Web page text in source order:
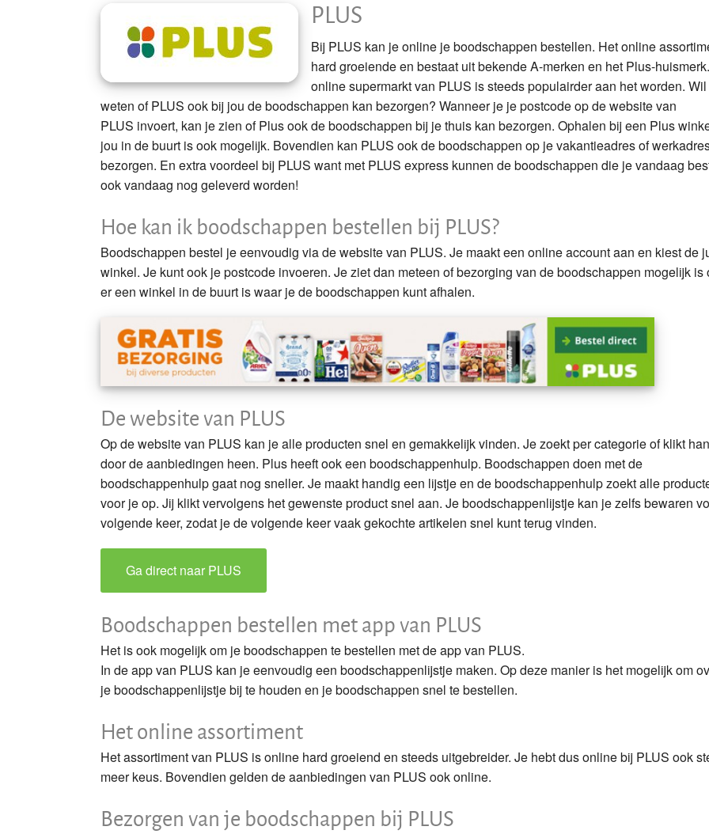
Lidl
Coop
Aldi
SPAR
Boni
Gorillas
Jumbo
Gratis bezorging van boodschappen
Verse producten bestellen
PLUS
Bij PLUS kan je online je boodschappen bestellen. Het online
hard groeiende en bestaat uit bekende A-merken en het Plus-
online supermarkt van PLUS is steeds populairder aan het worden.
weten of PLUS ook bij jou de boodschappen kan bezorgen? Wanneer je je postcode op de website van
PLUS invoert, kan je zien of Plus ook de boodschappen bij je thuis kan bezorgen. Ophalen bij een Plus
jou in de buurt is ook mogelijk. Bovendien kan PLUS ook de boodschappen op je vakantieadres of
bezorgen. En extra voordeel bij PLUS want met PLUS express kunnen de boodschappen die je vandaag
ook vandaag nog geleverd worden!
Hoe kan ik boodschappen bestellen bij PLUS?
Boodschappen bestel je eenvoudig via de website van PLUS. Je maakt een online account aan en kiest de
winkel. Je kunt ook je postcode invoeren. Je ziet dan meteen of bezorging van de boodschappen mogelijk is
er een winkel in de buurt is waar je de boodschappen kunt afhalen.
De website van PLUS
Op de website van PLUS kan je alle producten snel en gemakkelijk vinden. Je zoekt per categorie of klikt
door de aanbiedingen heen. Plus heeft ook een boodschappenhulp. Boodschappen doen met de
boodschappenhulp gaat nog sneller. Je maakt handig een lijstje en de boodschappenhulp zoekt alle
voor je op. Jij klikt vervolgens het gewenste product snel aan. Je boodschappenlijstje kan je zelfs bewaren
volgende keer, zodat je de volgende keer vaak gekochte artikelen snel kunt terug vinden.
Ga direct naar PLUS
Boodschappen bestellen met app van PLUS
Het is ook mogelijk om je boodschappen te bestellen met de app van PLUS.
In de app van PLUS kan je eenvoudig een boodschappenlijstje maken. Op deze manier is het mogelijk om
je boodschappenlijstje bij te houden en je boodschappen snel te bestellen.
Het online assortiment
Het assortiment van PLUS is online hard groeiend en steeds uitgebreider. Je hebt dus online bij PLUS ook
meer keus. Bovendien gelden de aanbiedingen van PLUS ook online.
Bezorgen van je boodschappen bij PLUS